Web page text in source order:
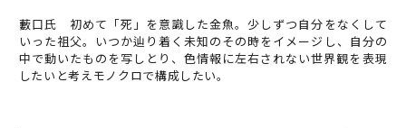
藪口氏 初めて「死」を意識した金魚。少しずつ自分をなくして
いった祖父。いつか辿り着く未知のその時をイメージし、自分の
中で動いたものを写しとり、色情報に左右されない世界観を表現
したいと考えモノクロで構成したい。